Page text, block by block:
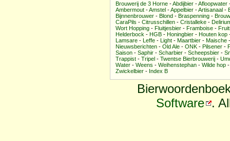
Brouwerij de 3 Horne -Abdijbier -Afloopwater
Ambermout -Amstel -Appelbier -Artisanaal -
Bijnnenbrouwer - Blond - Braspenning -
CaraPils - Citrusschillen - Cristalleke -
Wort Hopping - Fluitjesbier - Framboise -
Helderbock - HGB - Honingbier - Houten kop
Lamsare - Leffe - Light - Maartbier - Maische
Nieuwsberichten - Old Ale - ONK - Pilsener -
Saison - Saphir - Scharbier - Scheepsbier -
Trappist - Tripel - Twentse Bierbrouwerij -
Water - Weens - Weihenstephan - Wilde hop
Zwickelbier - Index B
Software .